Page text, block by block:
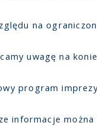
na
uwagę na
program
informacje